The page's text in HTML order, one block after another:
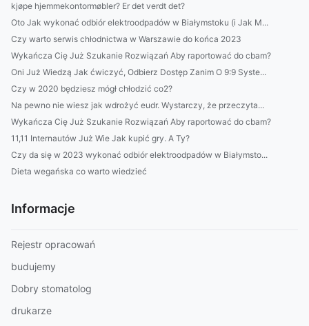
kjøpe hjemmekontormøbler? Er det verdt det?
Oto Jak wykonać odbiór elektroodpadów w Białymstoku (i Jak M...
Czy warto serwis chłodnictwa w Warszawie do końca 2023
Wykańcza Cię Już Szukanie Rozwiązań Aby raportować do cbam?
Oni Już Wiedzą Jak ćwiczyć, Odbierz Dostęp Zanim O 9:9 Syste...
Czy w 2020 będziesz mógł chłodzić co2?
Na pewno nie wiesz jak wdrożyć eudr. Wystarczy, że przeczyta...
Wykańcza Cię Już Szukanie Rozwiązań Aby raportować do cbam?
11,11 Internautów Już Wie Jak kupić gry. A Ty?
Czy da się w 2023 wykonać odbiór elektroodpadów w Białymsto...
Dieta wegańska co warto wiedzieć
Informacje
Rejestr opracowań
budujemy
Dobry stomatolog
drukarze